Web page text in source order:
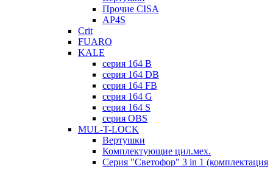
Прочие CISA
AP4S
Crit
FUARO
KALE
серия 164 B
серия 164 DB
серия 164 FB
серия 164 G
серия 164 S
серия OBS
MUL-T-LOCK
Вертушки
Комплектующие цил.мех.
Серия "Светофор" 3 in 1 (комплектация